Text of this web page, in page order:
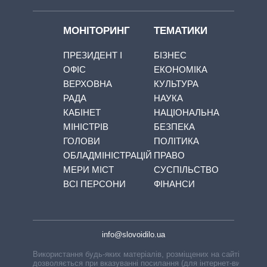
МОНІТОРИНГ
ПРЕЗИДЕНТ І
ОФІС
ВЕРХОВНА
РАДА
КАБІНЕТ
МІНІСТРІВ
ГОЛОВИ
ОБЛАДМІНІСТРАЦІЙ
МЕРИ МІСТ
ВСІ ПЕРСОНИ
ТЕМАТИКИ
БІЗНЕС
ЕКОНОМІКА
КУЛЬТУРА
НАУКА
НАЦІОНАЛЬНА
БЕЗПЕКА
ПОЛІТИКА
ПРАВО
СУСПІЛЬСТВО
ФІНАНСИ
info@slovoidilo.ua
Використання будь-яких матеріалів, розміщених на сайті,
дозволяється при вказуванні посилання (для інтернет-видань